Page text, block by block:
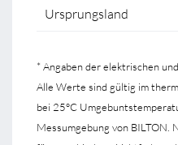
Ursprungsland
* Angaben der elektrischen
Alle Werte sind gültig im
bei 25°C
Messumgebung von BILTON.